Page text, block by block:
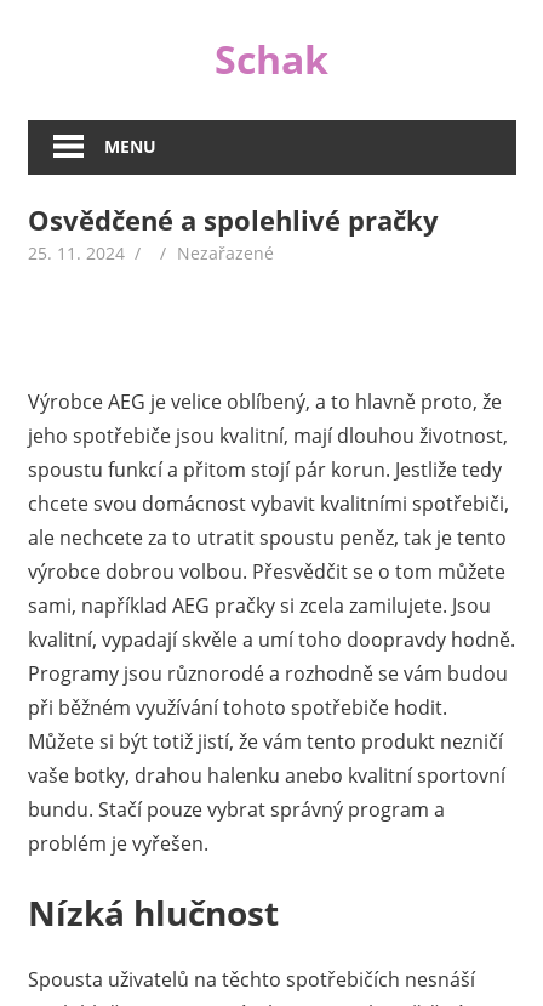
Schak
když
jsou
důležité,
nejsou
A
proto
na
našem
webu
určitě
najdou
nabídky
pro
ty,
jimž
se
zrovna
nevede
MENU
Osvědčené a spolehlivé pračky
25. 11. 2024 Nezařazené
Výrobce AEG je velice oblíbený, a to hlavně proto, že
jeho spotřebiče jsou kvalitní, mají dlouhou životnost,
spoustu funkcí a přitom stojí pár korun. Jestliže tedy
chcete svou domácnost vybavit kvalitními spotřebiči,
ale nechcete za to utratit spoustu peněz, tak je tento
výrobce dobrou volbou. Přesvědčit se o tom můžete
sami, například AEG pračkysi zcela zamilujete. Jsou
kvalitní, vypadají skvěle a umí toho doopravdy hodně.
Programy jsou různorodé a rozhodně se vám budou
při běžném využívání tohoto spotřebiče hodit.
Můžete si být totiž jistí, že vám tento produkt nezničí
vaše botky, drahou halenku anebo kvalitní sportovní
bundu. Stačí pouze vybrat správný program a
problém je vyřešen.
Nízká hlučnost
Spousta uživatelů na těchto spotřebičích nesnáší